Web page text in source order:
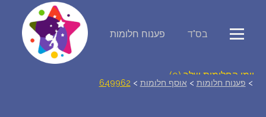
פענוח חלומות בס"ד
פירוש חלומות
יומן החלומות שלך (0)
> פענוח חלומות > אוסף חלומות >
649962